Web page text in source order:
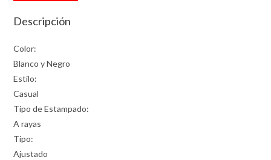
Descripción
Color:
Blanco y Negro
Estilo:
Casual
Tipo de Estampado:
A rayas
Tipo:
Ajustado